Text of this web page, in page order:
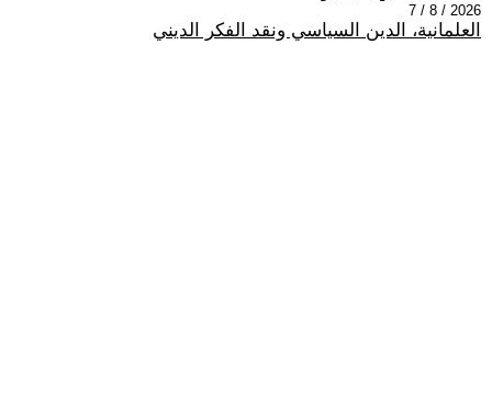
2026 / 8 / 7
العلمانية، الدين السياسي ونقد الفكر الديني